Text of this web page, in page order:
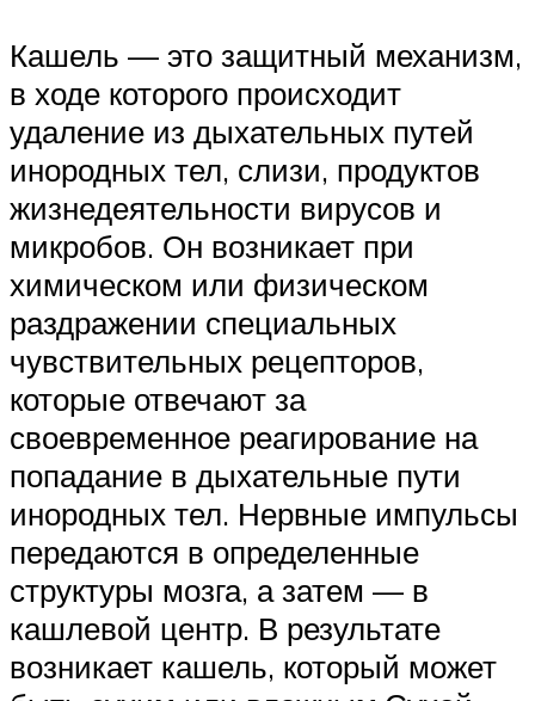
Кашель — это защитный механизм,
в ходе которого происходит
удаление из дыхательных путей
инородных тел, слизи, продуктов
жизнедеятельности вирусов и
микробов. Он возникает при
химическом или физическом
раздражении специальных
чувствительных рецепторов,
которые отвечают за
своевременное реагирование на
попадание в дыхательные пути
инородных тел. Нервные импульсы
передаются в определенные
структуры мозга, а затем — в
кашлевой центр. В результате
возникает кашель, который может